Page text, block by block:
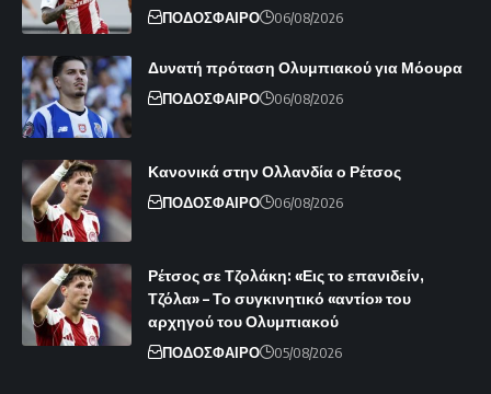
ΠΟΔΟΣΦΑΙΡΟ 06/08/2026
Δυνατή πρόταση Ολυμπιακού για Μόουρα
ΠΟΔΟΣΦΑΙΡΟ 06/08/2026
Κανονικά στην Ολλανδία ο Ρέτσος
ΠΟΔΟΣΦΑΙΡΟ 06/08/2026
Ρέτσος σε Τζολάκη: «Εις το επανιδείν,
Τζόλα» – Το συγκινητικό «αντίο» του
αρχηγού του Ολυμπιακού
ΠΟΔΟΣΦΑΙΡΟ 05/08/2026